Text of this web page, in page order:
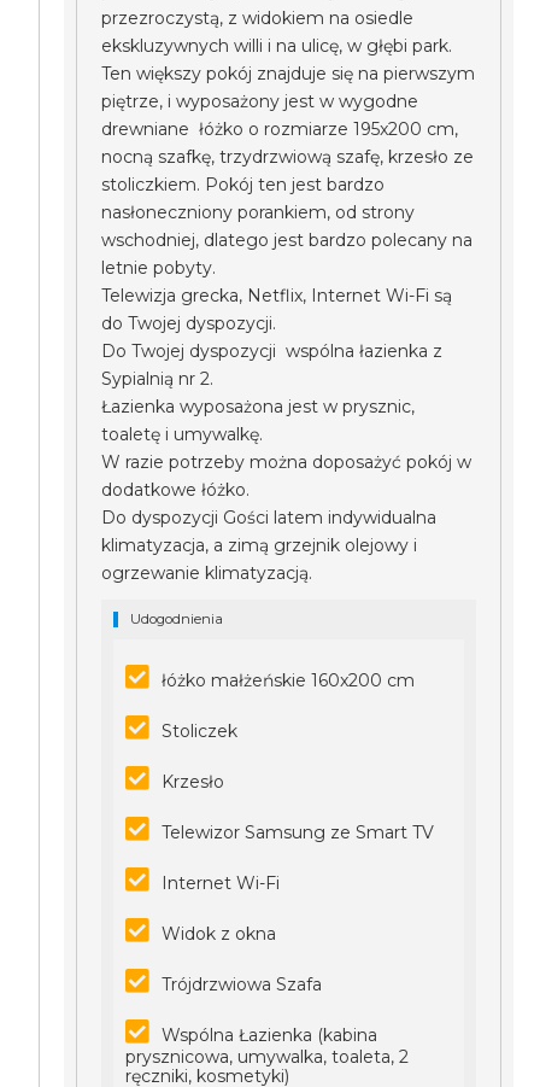
przezroczystą, z widokiem na osiedle
ekskluzywnych willi i na ulicę, w głębi park.
Ten większy pokój znajduje się na pierwszym
piętrze, i wyposażony jest w wygodne
drewniane łóżko o rozmiarze 195x200 cm,
nocną szafkę, trzydrzwiową szafę, krzesło ze
stoliczkiem. Pokój ten jest bardzo
nasłoneczniony porankiem, od strony
wschodniej, dlatego jest bardzo polecany na
letnie pobyty.
Telewizja grecka, Netflix, Internet Wi-Fi są
do Twojej dyspozycji.
Do Twojej dyspozycji wspólna łazienka z
Sypialnią nr 2.
Łazienka wyposażona jest w prysznic,
toaletę i umywalkę.
W razie potrzeby można doposażyć pokój w
dodatkowe łóżko.
Do dyspozycji Gości latem indywidualna
klimatyzacja, a zimą grzejnik olejowy i
ogrzewanie klimatyzacją.
Udogodnienia
łóżko małżeńskie 160x200 cm
Stoliczek
Krzesło
Telewizor Samsung ze Smart TV
Internet Wi-Fi
Widok z okna
Trójdrzwiowa Szafa
Wspólna Łazienka (kabina
prysznicowa, umywalka, toaleta, 2
ręczniki, kosmetyki)